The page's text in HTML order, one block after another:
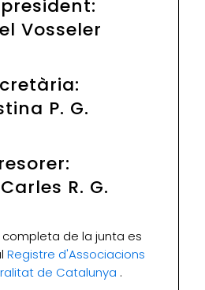
Vosseler
P. G.
R. G.
de la junta es
Registre d'Associacions
de Catalunya .